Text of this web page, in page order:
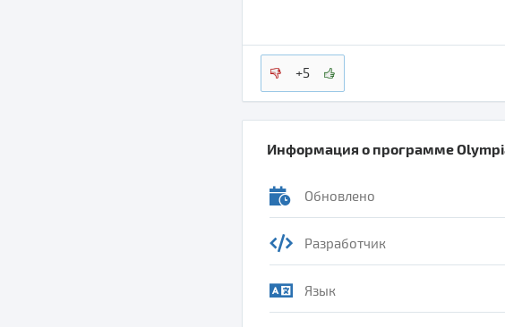
+5
Информация о программе
Обновлено
Разработчик
Язык